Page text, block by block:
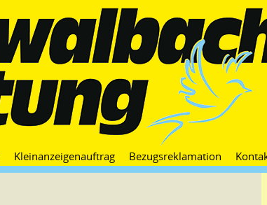
Zum
Inhalt
Kleinanzeigenauftrag Bezugsreklamation